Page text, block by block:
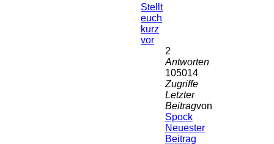
Stellt
euch
kurz
vor
2
Antworten
105014
Zugriffe
Letzter
Beitragvon
Spock
Neuester
Beitrag